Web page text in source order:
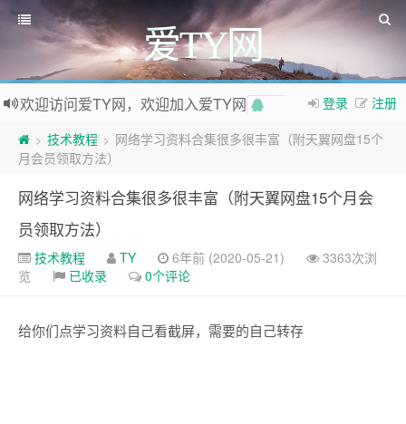
爱TY网
登录 注册
欢迎访问爱TY网，欢迎加入爱TY网
如果您觉得本站非常有看点，那么赶紧使用Ctrl+D 收藏爱TY网吧
> 技术教程 > 网络学习资料合集很多很丰富（附天翼网盘15个
月会员领取方法）
网络学习资料合集很多很丰富（附天翼网盘15个月会
员领取方法）
技术教程 TY 6年前 (2020-05-21)
3363次浏
览
已收录 0个评论
给你们点学习资料自己看截屏，需要的自己转存